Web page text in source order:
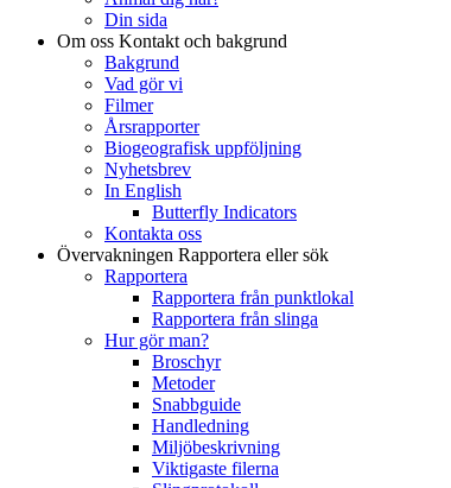
Din sida
Om oss Kontakt och bakgrund
Bakgrund
Vad gör vi
Filmer
Årsrapporter
Biogeografisk uppföljning
Nyhetsbrev
In English
Butterfly Indicators
Kontakta oss
Övervakningen Rapportera eller sök
Rapportera
Rapportera från punktlokal
Rapportera från slinga
Hur gör man?
Broschyr
Metoder
Snabbguide
Handledning
Miljöbeskrivning
Viktigaste filerna